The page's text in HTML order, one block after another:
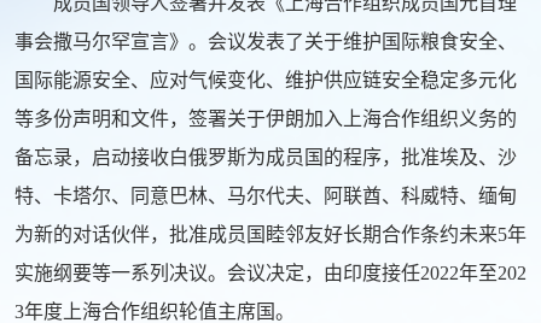
事会撒马尔罕宣言》。会议发表了关于维护国际粮食安全、
国际能源安全、应对气候变化、维护供应链安全稳定多元化
等多份声明和文件，签署关于伊朗加入上海合作组织义务的
备忘录，启动接收白俄罗斯为成员国的程序，批准埃及、沙
特、卡塔尔、同意巴林、马尔代夫、阿联酋、科威特、缅甸
为新的对话伙伴，批准成员国睦邻友好长期合作条约未来5年
实施纲要等一系列决议。会议决定，由印度接任2022年至202
3年度上海合作组织轮值主席国。